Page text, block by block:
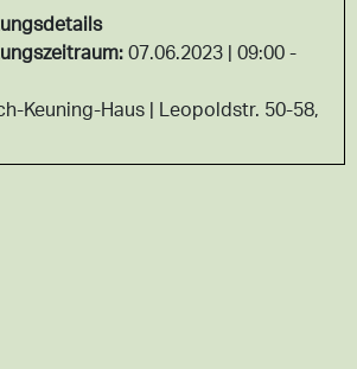
07.06.2023 | 09:00 -
Keuning-Haus
Leopoldstr. 50-58,